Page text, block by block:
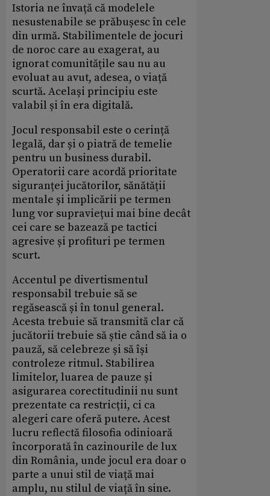
Istoria ne învață că modelele
nesustenabile se prăbușesc în cele
din urmă. Stabilimentele de jocuri
de noroc care au exagerat, au
ignorat comunitățile sau nu au
evoluat au avut, adesea, o viață
scurtă. Același principiu este
valabil și în era digitală.
Jocul responsabil este o cerință
legală, dar și o piatră de temelie
pentru un business durabil.
Operatorii care acordă prioritate
siguranței jucătorilor, sănătății
mentale și implicării pe termen
lung vor supraviețui mai bine decât
cei care se bazează pe tactici
agresive și profituri pe termen
scurt.
Accentul pe divertismentul
responsabil trebuie să se
regăsească și în tonul general.
Acesta trebuie să transmită clar că
jucătorii trebuie să știe când să ia o
pauză, să celebreze și să își
controleze ritmul. Stabilirea
limitelor, luarea de pauze și
asigurarea corectitudinii nu sunt
prezentate ca restricții, ci ca
alegeri care oferă putere. Acest
lucru reflectă filosofia odinioară
încorporată în cazinourile de lux
din România, unde jocul era doar o
parte a unui stil de viață mai
amplu, nu stilul de viață în sine.